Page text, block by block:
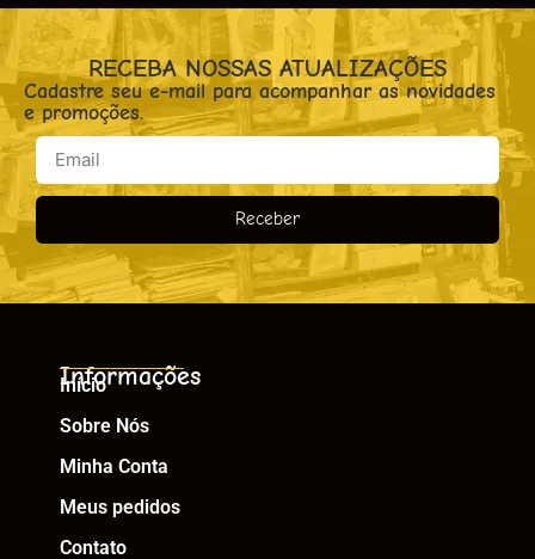
RECEBA NOSSAS ATUALIZAÇÕES
Cadastre seu e-mail para acompanhar as novidades
e promoções.
Receber
Informações
Início
Sobre Nós
Minha Conta
Meus pedidos
Contato